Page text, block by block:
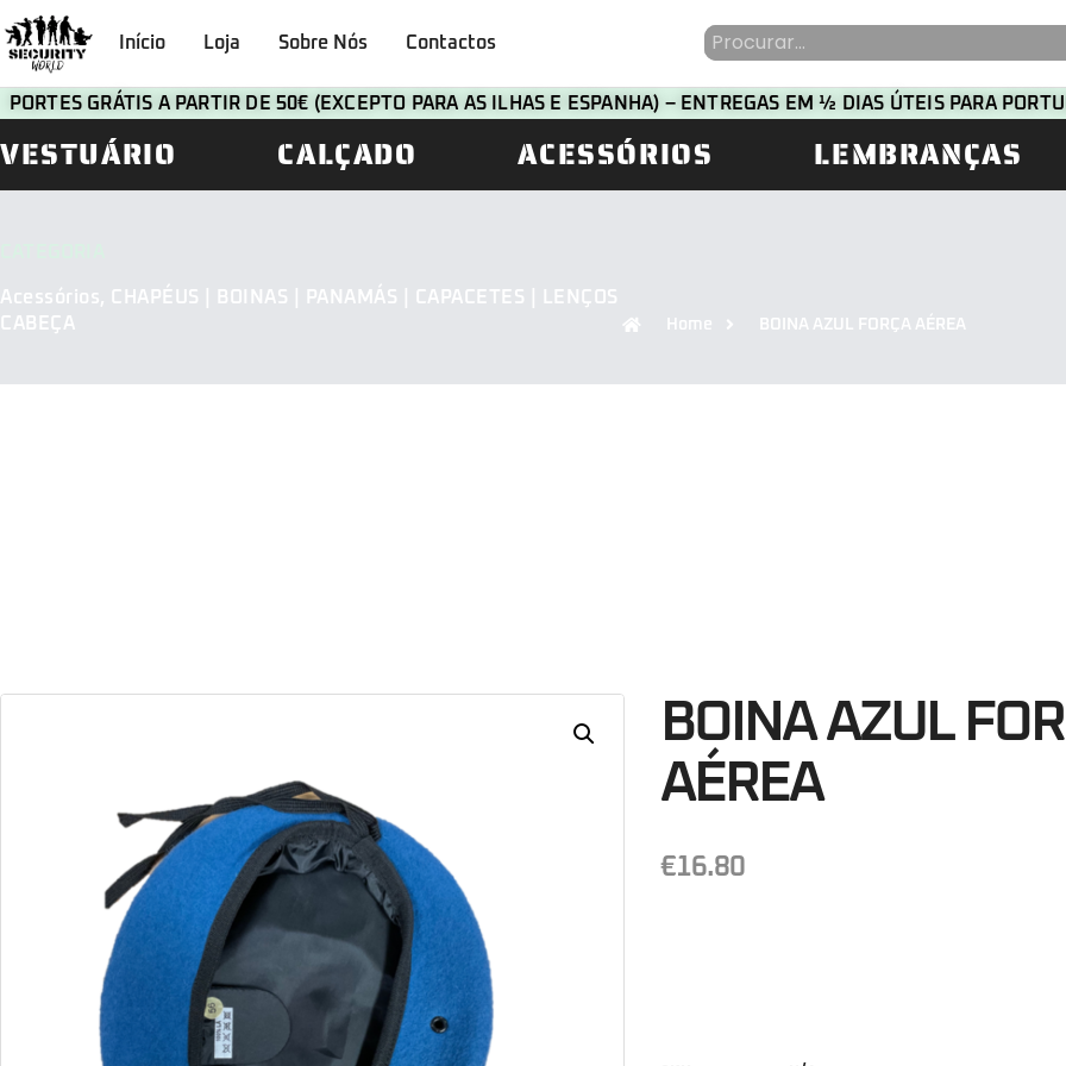
Início Loja Sobre Nós Contactos
PORTES GRÁTIS A PARTIR DE 50€ (EXCEPTO PARA AS ILHAS E ESPANHA) – ENTREGAS EM ½ DIAS ÚTEIS PARA
VESTUÁRIO CALÇADO ACESSÓRIOS LEMBRANÇAS
Acessórios,
CHAPÉUS | BOINAS | PANAMÁS | CAPACETES | LENÇOS
CABEÇA
Home BOINA AZUL FORÇA AÉREA
BOINA AZUL
AÉREA
€16.80